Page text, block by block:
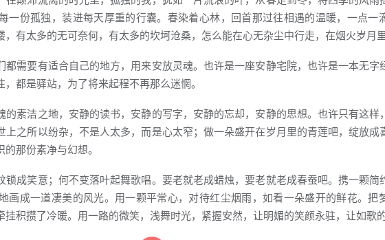
一份孤独，装进每天厚重的行囊。春染着心林，回首那过往相遇的温暖，一点一
有太多的无可奈何，有太多的坎坷沧桑，怎么能在心无杂尘中行走，在烟火岁月
都需要有适合自己的地方，用来安放灵魂。也许是一座安静宅院，也许是一本无字
都是驿站，为了将来起程不再那么迷惘。
的素洁之地，安静的读书，安静的写字，安静的忘却，安静的思想。也许只有这样
上之所以纷杂，不是人太多，而是心太窄；做一朵盛开在岁月里的青莲吧，绽放成
那份素净与幻想。
锁成笑意；何不变落叶起舞歌唱。要老就老成蜡烛，要老就老成春蚕吧。携一颗简
画成一道凄美的风光。用一颗平常心，对待红尘烟雨，如看一朵盛开的鲜花。把
挂积攒了冷暖。用一路的微笑，浅舞时光，紧握安然，让明媚的笑颜永驻，让如歌的